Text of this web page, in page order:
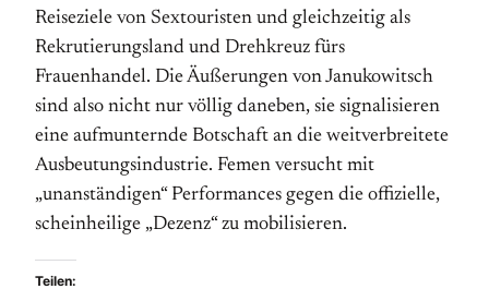
Reiseziele von Sextouristen und gleichzeitig als
Rekrutierungsland und Drehkreuz fürs
Frauenhandel. Die Äußerungen von Janukowitsch
sind also nicht nur völlig daneben, sie signalisieren
eine aufmunternde Botschaft an die weitverbreitete
Ausbeutungsindustrie. Femen versucht mit
„unanständigen“ Performances gegen die offizielle,
scheinheilige „Dezenz“ zu mobilisieren.
Teilen: